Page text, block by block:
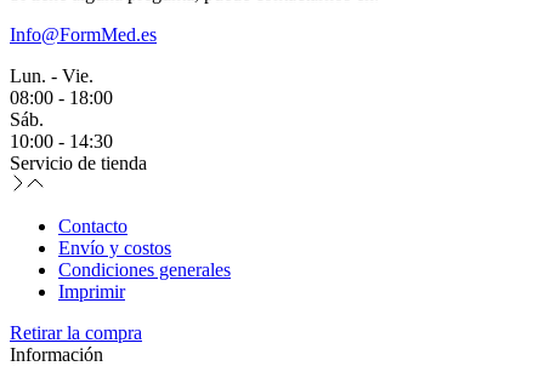
Info@FormMed.es
Lun. - Vie.
08:00 - 18:00
Sáb.
10:00 - 14:30
Servicio de tienda
Contacto
Envío y costos
Condiciones generales
Imprimir
Retirar la compra
Información